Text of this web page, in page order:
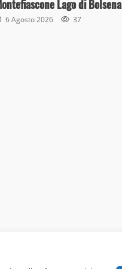
Lago di Bolsena
6 Agosto 2026 37